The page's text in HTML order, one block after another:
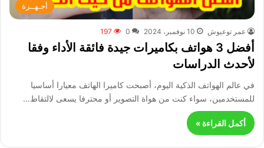
أجـهــزة
عمر توعيوش 10 نوفمبر، 2024 0
197
أفضل 3 هواتف بكاميرات جيدة فائقة الأداء وفقا
لأحدث الدراسات
في عالم الهواتف الذكية اليوم، أصبحت كاميرا الهاتف معيارا أساسيا
للمستخدمين، سواء كنت من هواة التصوير أو محترفا يسعى لالتقاط…
أكمل القراءة »